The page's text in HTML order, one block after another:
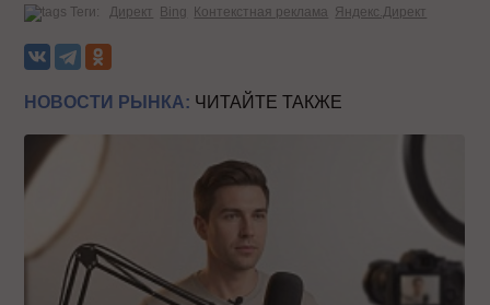
Теги: Директ Bing Контекстная реклама Яндекс.Директ
НОВОСТИ РЫНКА: ЧИТАЙТЕ ТАКЖЕ